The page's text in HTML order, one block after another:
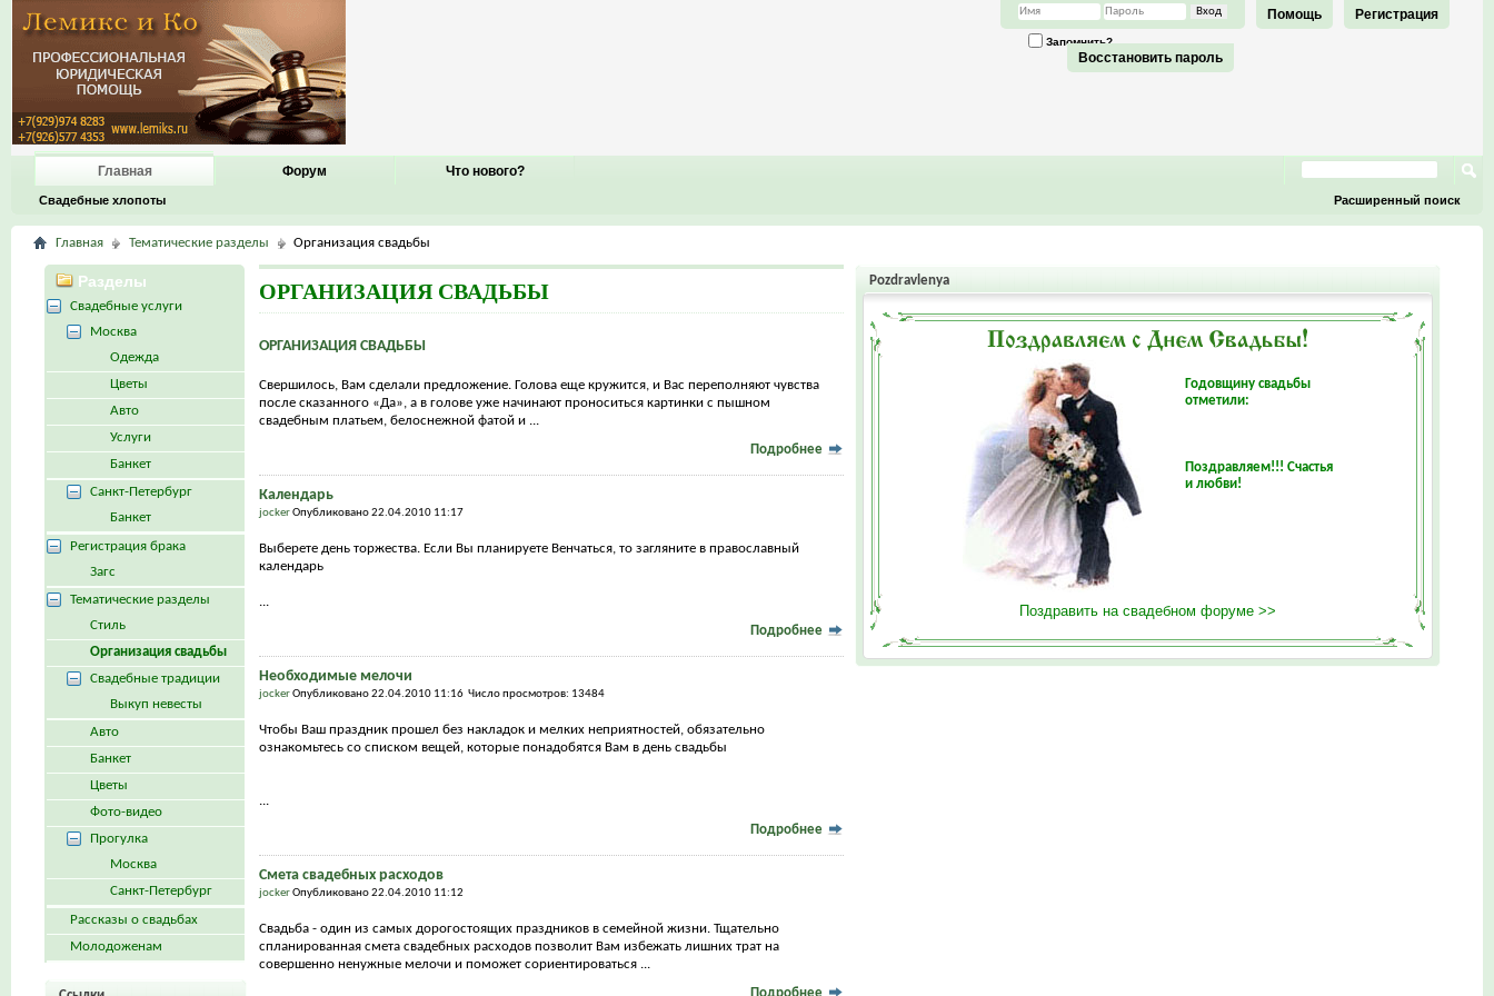
Регистрация
Помощь
Запомнить?
Восстановить пароль
Главная
Свадебные хлопоты
Форум Что нового?
Расширенный поиск
Главная Тематические разделы Организация свадьбы
ОРГАНИЗАЦИЯ СВАДЬБЫ
ОРГАНИЗАЦИЯ СВАДЬБЫ
Свершилось, Вам сделали предложение. Голова еще кружится, и Вас переполняют чувства
после сказанного «Да», а в голове уже начинают проноситься картинки с пышном
свадебным платьем, белоснежной фатой и ...
Подробнее
Календарь
jockerОпубликовано 22.04.2010 11:17
Выберете день торжества. Если Вы планируете Венчаться, то загляните в православный
календарь
...
Подробнее
Необходимые мелочи
jockerОпубликовано 22.04.2010 11:16 Число просмотров: 13484
Чтобы Ваш праздник прошел без накладок и мелких неприятностей, обязательно
ознакомьтесь со списком вещей, которые понадобятся Вам в день свадьбы
...
Подробнее
Смета свадебных расходов
jockerОпубликовано 22.04.2010 11:12
Свадьба - один из самых дорогостоящих праздников в семейной жизни. Тщательно
спланированная смета свадебных расходов позволит Вам избежать лишних трат на
совершенно ненужные мелочи и поможет сориентироваться ...
Подробнее
Pozdravlenya
Годовщину свадьбы
отметили:
Поздравляем!!! Счастья
и любви!
Поздравить на свадебном форуме >>
Разделы
Свадебные услуги
Москва
Одежда
Цветы
Авто
Услуги
Банкет
Санкт-Петербург
Банкет
Регистрация брака
Загс
Тематические разделы
Стиль
Организация свадьбы
Свадебные традиции
Выкуп невесты
Авто
Банкет
Цветы
Фото-видео
Прогулка
Москва
Санкт-Петербург
Рассказы о свадьбах
Молодоженам